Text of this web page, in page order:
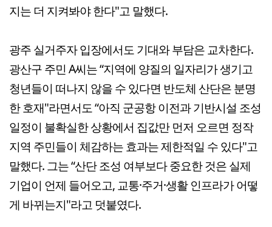
지는 더 지켜봐야 한다"고 말했다.
광주 실거주자 입장에서도 기대와 부담은 교차한다.
광산구 주민 A씨는 “지역에 양질의 일자리가 생기고
청년들이 떠나지 않을 수 있다면 반도체 산단은 분명
한 호재"라면서도 “아직 군공항 이전과 기반시설 조성
일정이 불확실한 상황에서 집값만 먼저 오르면 정작
지역 주민들이 체감하는 효과는 제한적일 수 있다"고
말했다. 그는 “산단 조성 여부보다 중요한 것은 실제
기업이 언제 들어오고, 교통·주거·생활 인프라가 어떻
게 바뀌는지"라고 덧붙였다.